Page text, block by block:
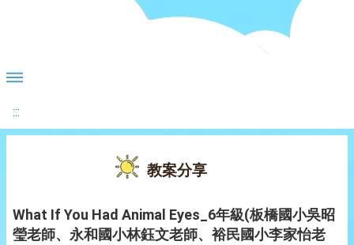
:::
教案分享
What If You Had Animal Eyes_6年級(板橋國小吳昭
瑩老師、永和國小林鈺文老師、裕民國小李家怡老